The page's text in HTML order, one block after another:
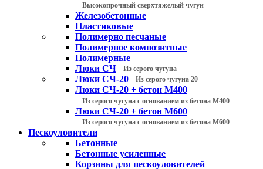
Высокопрочный сверхтяжелый чугун
Железобетонные
Пластиковые
Полимерно песчаные
Полимерное композитные
Полимерные
Люки СЧ
Из серого чугуна
Люки СЧ-20 Из серого чугуна 20
Люки СЧ-20 + бетон М400
Из серого чугуна с основанием из бетона М400
Люки СЧ-20 + бетон М600
Из серого чугуна с основанием из бетона М600
Пескоуловители
Бетонные
Бетонные усиленные
Корзины для пескоуловителей